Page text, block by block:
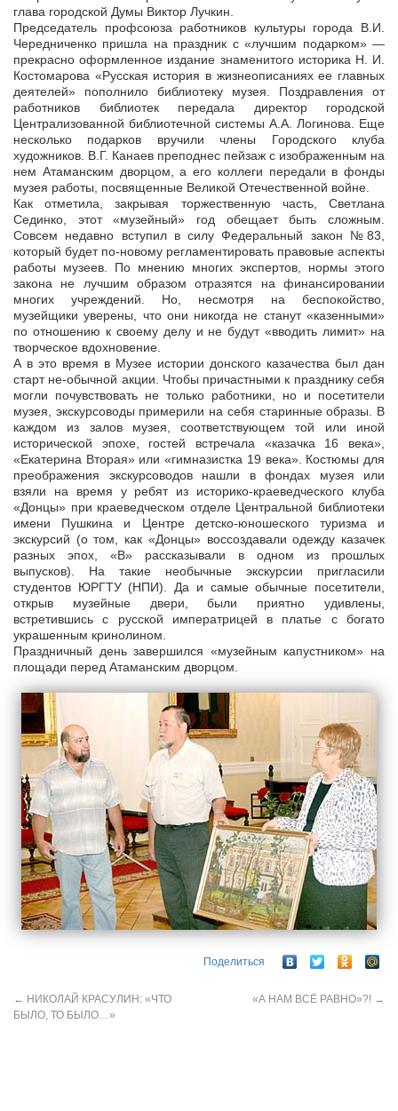
глава городской Думы Виктор Лучкин.
Председатель профсоюза работников культуры города В.И.
Чередниченко пришла на праздник с «лучшим подарком» —
прекрасно оформленное издание знаменитого историка Н. И.
Костомарова «Русская история в жизнеописаниях ее главных
деятелей» пополнило библиотеку музея. Поздравления от
работников библиотек передала директор городской
Централизованной библиотечной системы А.А. Логинова. Еще
несколько подарков вручили члены Городского клуба
художников. В.Г. Канаев преподнес пейзаж с изображенным на
нем Атаманским дворцом, а его коллеги передали в фонды
музея работы, посвященные Великой Отечественной войне.
Как отметила, закрывая торжественную часть, Светлана
Сединко, этот «музейный» год обещает быть сложным.
Совсем недавно вступил в силу Федеральный закон №83,
который будет по-новому регламентировать правовые аспекты
работы музеев. По мнению многих экспертов, нормы этого
закона не лучшим образом отразятся на финансировании
многих учреждений. Но, несмотря на беспокойство,
музейщики уверены, что они никогда не станут «казенными»
по отношению к своему делу и не будут «вводить лимит» на
творческое вдохновение.
А в это время в Музее истории донского казачества был дан
старт не-обычной акции. Чтобы причастными к празднику себя
могли почувствовать не только работники, но и посетители
музея, экскурсоводы примерили на себя старинные образы. В
каждом из залов музея, соответствующем той или иной
исторической эпохе, гостей встречала «казачка 16 века»,
«Екатерина Вторая» или «гимназистка 19 века». Костюмы для
преображения экскурсоводов нашли в фондах музея или
взяли на время у ребят из историко-краеведческого клуба
«Донцы» при краеведческом отделе Центральной библиотеки
имени Пушкина и Центре детско-юношеского туризма и
экскурсий (о том, как «Донцы» воссоздавали одежду казачек
разных эпох, «В» рассказывали в одном из прошлых
выпусков). На такие необычные экскурсии пригласили
студентов ЮРГТУ (НПИ). Да и самые обычные посетители,
открыв музейные двери, были приятно удивлены,
встретившись с русской императрицей в платье с богато
украшенным кринолином.
Праздничный день завершился «музейным капустником» на
площади перед Атаманским дворцом.
Поделиться
← НИКОЛАЙ КРАСУЛИН: «ЧТО
БЫЛО, ТО БЫЛО…»
«А НАМ ВСЁ РАВНО»?! →